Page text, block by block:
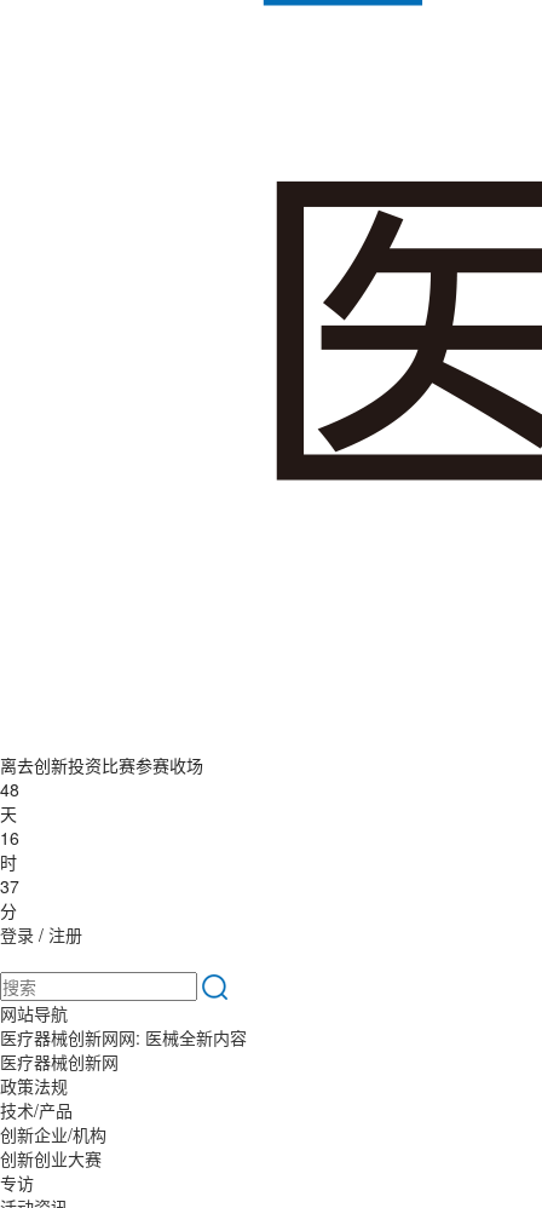
离去创新投资比赛参赛收场
48
天
16
时
37
分
登录 / 注册
网站导航
医疗器械创新网网: 医械全新内容
医疗器械创新网
政策法规
技术/产品
创新企业/机构
创新创业大赛
专访